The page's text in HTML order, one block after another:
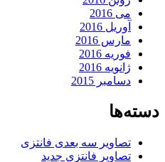
می 2016
آوریل 2016
مارس 2016
فوریه 2016
ژانویه 2016
دسامبر 2015
تصاویر سه بعدی فانتزی
تصاویر فانتزی جدید